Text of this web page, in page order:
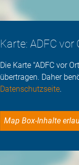
Karte: ADFC vor
Die Karte "ADFC vor
übertragen. Daher
Datenschutzseite.
Map Box-Inhalte